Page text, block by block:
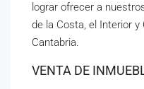
lograr ofrecer a
de la Costa, el Interior
Cantabria.
VENTA DE